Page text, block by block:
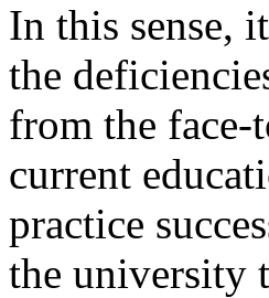
In this sense,
the
from the
current
practice
the university